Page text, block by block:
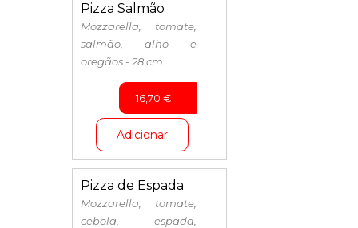
Pizza Salmão
Mozzarella, tomate,
salmão, alho e
oregãos - 28 cm
16,70 €
Adicionar
Pizza de Espada
Mozzarella, tomate,
cebola, espada,